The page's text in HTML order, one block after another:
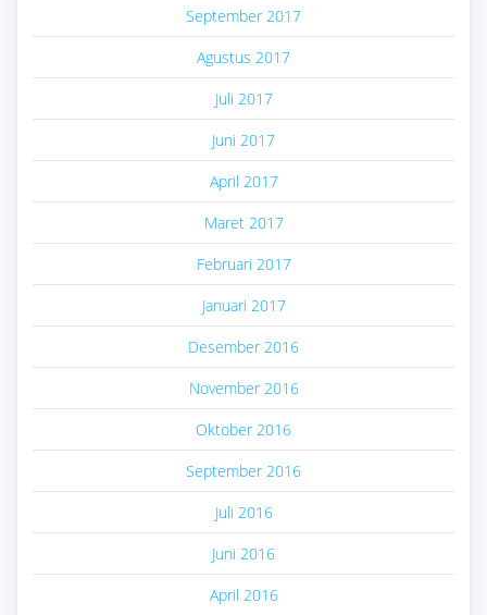
September 2017
Agustus 2017
Juli 2017
Juni 2017
April 2017
Maret 2017
Februari 2017
Januari 2017
Desember 2016
November 2016
Oktober 2016
September 2016
Juli 2016
Juni 2016
April 2016